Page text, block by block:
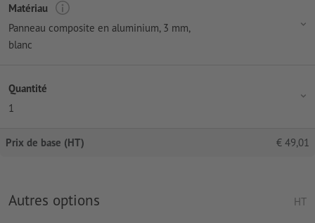
Matériau
Panneau composite en aluminium, 3 mm,
blanc
Quantité
1
Prix de base (HT) € 49,01
Autres options HT